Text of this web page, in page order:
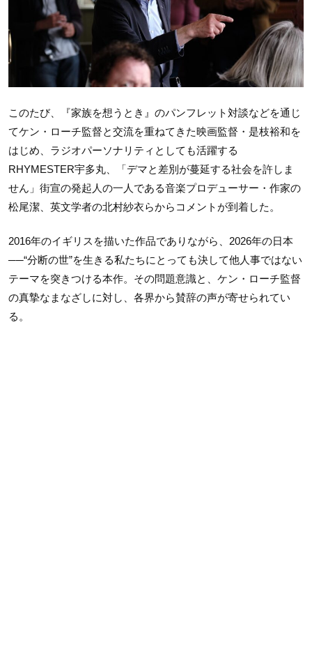
このたび、『家族を想うとき』のパンフレット対談などを通じ
てケン・ローチ監督と交流を重ねてきた映画監督・是枝裕和を
はじめ、ラジオパーソナリティとしても活躍する
RHYMESTER宇多丸、「デマと差別が蔓延する社会を許しま
せん」街宣の発起人の一人である音楽プロデューサー・作家の
松尾潔、英文学者の北村紗衣らからコメントが到着した。
2016年のイギリスを描いた作品でありながら、2026年の日本
──“分断の世”を生きる私たちにとっても決して他人事ではない
テーマを突きつける本作。その問題意識と、ケン・ローチ監督
の真摯なまなざしに対し、各界から賛辞の声が寄せられてい
る。